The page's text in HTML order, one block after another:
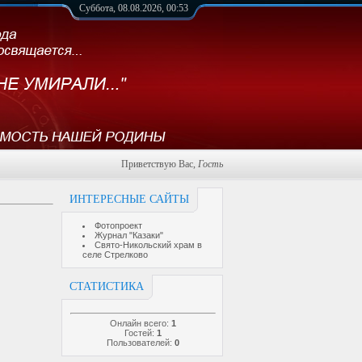
Суббота, 08.08.2026, 00:53
Приветствую Вас, Гость
ИНТЕРЕСНЫЕ САЙТЫ
Фотопроект
Журнал "Казаки"
Свято-Никольский храм в
селе Стрелково
СТАТИСТИКА
Онлайн всего: 1
Гостей: 1
Пользователей: 0